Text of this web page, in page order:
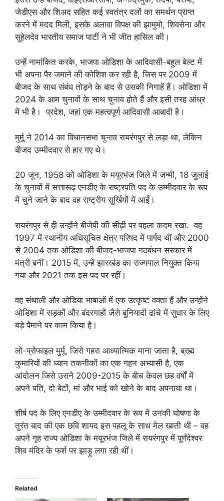
जेडीएस और शिअद सहित कई स्वतंत्र दलों का समर्थन प्राप्त
करने में मदद मिली, इसके अलावा विपक्ष की झामुमो, शिवसेना और
सुहेलदेव भारतीय समाज पार्टी ने भी जीत हासिल की।
उन्हें नामांकित करके, भाजपा ओडिशा के आदिवासी-बहुल बेल्ट में
भी अपना पैर जमाने की कोशिश कर रही है, जिस पर 2009 में
बीजद के साथ संबंध तोड़ने के बाद से उसकी निगाहें हैं। ओडिशा में
2024 के आम चुनावों के साथ चुनाव होते हैं और इसी तरह आंध्र
में भी है। प्रदेश, जहां एक महत्वपूर्ण आदिवासी आबादी है।
मुर्मू ने 2014 का विधानसभा चुनाव रायरंगपुर से लड़ा था, लेकिन
बीजद उम्मीदवार से हार गए थे।
20 जून, 1958 को ओडिशा के मयूरभंज जिले में जन्मी, 18 जुलाई
के चुनावों में सत्तारूढ़ एनडीए के राष्ट्रपति पद के उम्मीदवार के रूप
में चुने जाने के बाद वह राष्ट्रीय सुर्खियों में आईं।
रायरंगपुर से ही उन्होंने बीजेपी की सीढ़ी पर पहला कदम रखा. वह
1997 में स्थानीय अधिसूचित क्षेत्र परिषद में पार्षद थीं और 2000
से 2004 तक ओडिशा की बीजद-भाजपा गठबंधन सरकार में
मंत्री बनीं। 2015 में, उन्हें झारखंड का राज्यपाल नियुक्त किया
गया और 2021 तक इस पद पर रहीं।
वह संथाली और ओडिया भाषाओं में एक उत्कृष्ट वक्ता हैं और उन्होंने
ओडिशा में सड़कों और बंदरगाहों जैसे बुनियादी ढांचे में सुधार के लिए
बड़े पैमाने पर काम किया है।
लो-प्रोफाइल मुर्मू, जिसे गहरा आध्यात्मिक माना जाता है, ब्रह्म
कुमारियों की ध्यान तकनीकों का एक गहन अभ्यासी है, एक
आंदोलन जिसे उसने 2009-2015 के बीच केवल छह वर्षों में
अपने पति, दो बेटों, मां और भाई को खोने के बाद अपनाया था।
शीर्ष पद के लिए एनडीए के उम्मीदवार के रूप में उनकी घोषणा के
तुरंत बाद की एक छवि शायद इस पहलू के साथ मेल खाती थी – वह
अपने गृह राज्य ओडिशा के मयूरभंज जिले में रायरंगपुर में पूर्णंदेश्वर
शिव मंदिर के फर्श पर झाड़ू लगा रही थीं।
Related